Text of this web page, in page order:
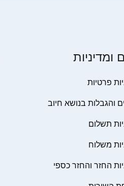
ומדיניות
פרטיות
והגבלות בנושא חיוב
תשלום
משלוח
החזר והחזר כספי